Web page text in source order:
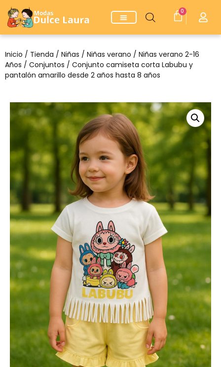
0
Inicio / Tienda / Niñas / Niñas verano / Niñas verano 2-16
Años / Conjuntos / Conjunto camiseta corta Labubu y
pantalón amarillo desde 2 años hasta 8 años